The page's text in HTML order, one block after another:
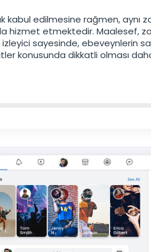
edilmesine rağmen, aynı
hizmet etmektedir. Maalesef,
sayesinde, ebeveynlerin
konusunda dikkatli olması